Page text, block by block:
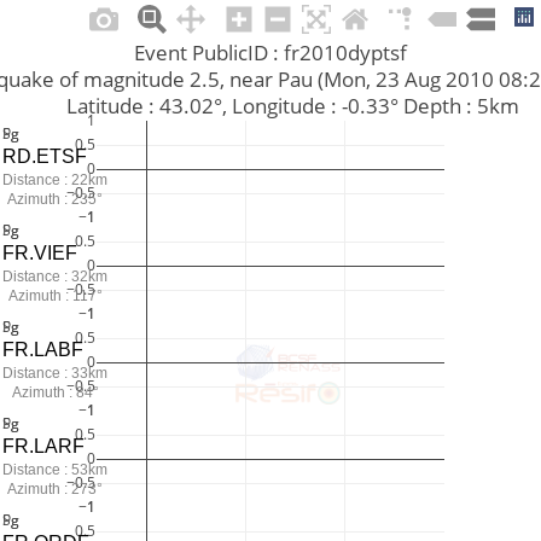
0.5
1
−1
−0.5
0
0.5
1
−1
−0.5
0
0.5
1
−1
−0.5
0
0.5
1
−1
−0.5
0
0.5
1
Event PublicID : fr2010dyptsf
of magnitude 2.5, near Pau (Mon, 23 Aug 2010
         Latitude : 43.02°, Longitude : -0.33° Depth : 5km
Pg
Sg
Pg
Sg
Pg
Sg
Pg
Sg
Pg
Sg
FR.LARF
Distance : 53km
Azimuth : 273°
FR.LABF
Distance : 33km
Azimuth : 84°
FR.VIEF
Distance : 32km
Azimuth : 117°
RD.ETSF
Distance : 22km
Azimuth : 235°